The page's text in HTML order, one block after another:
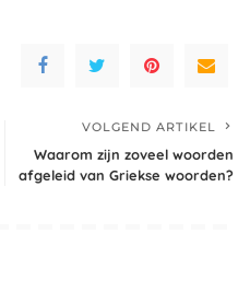
VOLGEND ARTIKEL
Waarom zijn zoveel woorden
afgeleid van Griekse woorden?